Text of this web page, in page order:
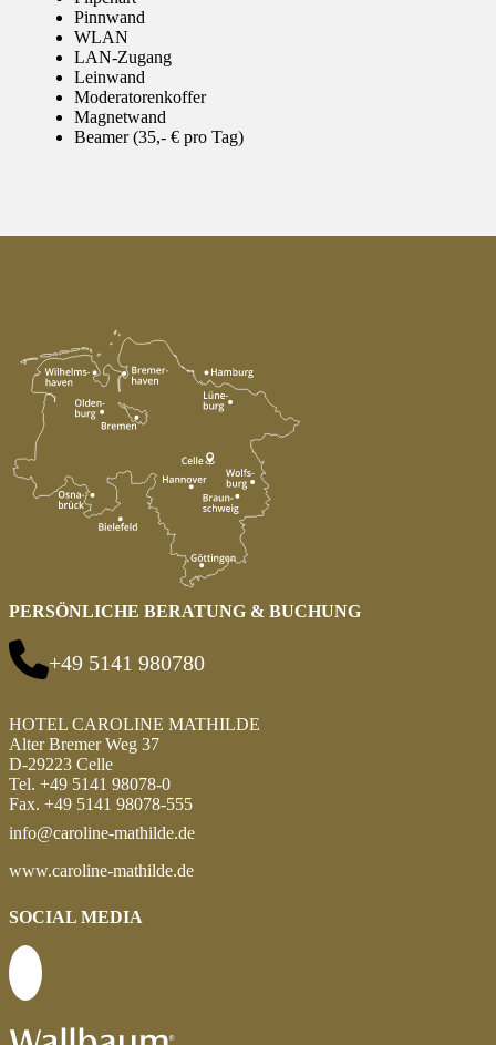
Pinnwand
WLAN
LAN-Zugang
Leinwand
Moderatorenkoffer
Magnetwand
Beamer (35,- € pro Tag)
PERSÖNLICHE BERATUNG & BUCHUNG
+49 5141 980780
HOTEL CAROLINE MATHILDE
Alter Bremer Weg 37
D-29223 Celle
Tel. +49 5141 98078-0
Fax. +49 5141 98078-555
info@caroline-mathilde.de
www.caroline-mathilde.de
SOCIAL MEDIA